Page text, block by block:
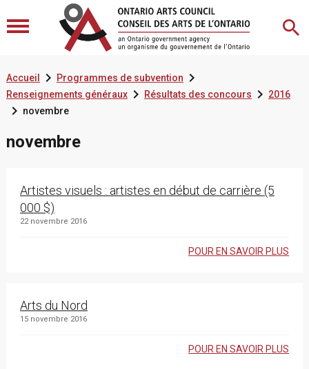
Accueil  Programmes de subvention
Renseignements généraux Résultats des concours 2016
 novembre
novembre
Artistes visuels : artistes en début de carrière (5
000 $)
22 novembre 2016
POUR EN SAVOIR PLUS
Arts du Nord
15 novembre 2016
POUR EN SAVOIR PLUS